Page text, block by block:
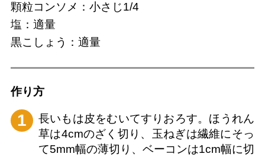
顆粒コンソメ：小さじ1/4
塩：適量
黒こしょう：適量
作り⽅
1
長いもは皮をむいてすりおろす。ほうれん
草は4cmのざく切り、玉ねぎは繊維にそっ
て5mm幅の薄切り、ベーコンは1cm幅に切